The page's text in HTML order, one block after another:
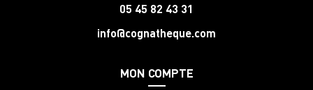
05 45 82 43 31
info@cognatheque.com
MON COMPTE